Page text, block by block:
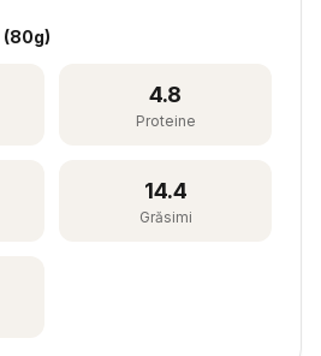
(80g)
4.8
Proteine
14.4
Grăsimi